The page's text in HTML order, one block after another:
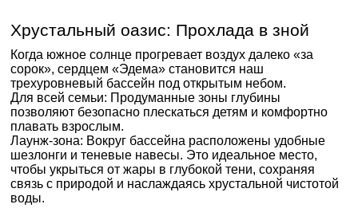
Хрустальный оазис: Прохлада в зной
Когда южное солнце прогревает воздух далеко «за
сорок», сердцем «Эдема» становится наш
трехуровневый бассейн под открытым небом.
Для всей семьи: Продуманные зоны глубины
позволяют безопасно плескаться детям и комфортно
плавать взрослым.
Лаунж-зона: Вокруг бассейна расположены удобные
шезлонги и теневые навесы. Это идеальное место,
чтобы укрыться от жары в глубокой тени, сохраняя
связь с природой и наслаждаясь хрустальной чистотой
воды.